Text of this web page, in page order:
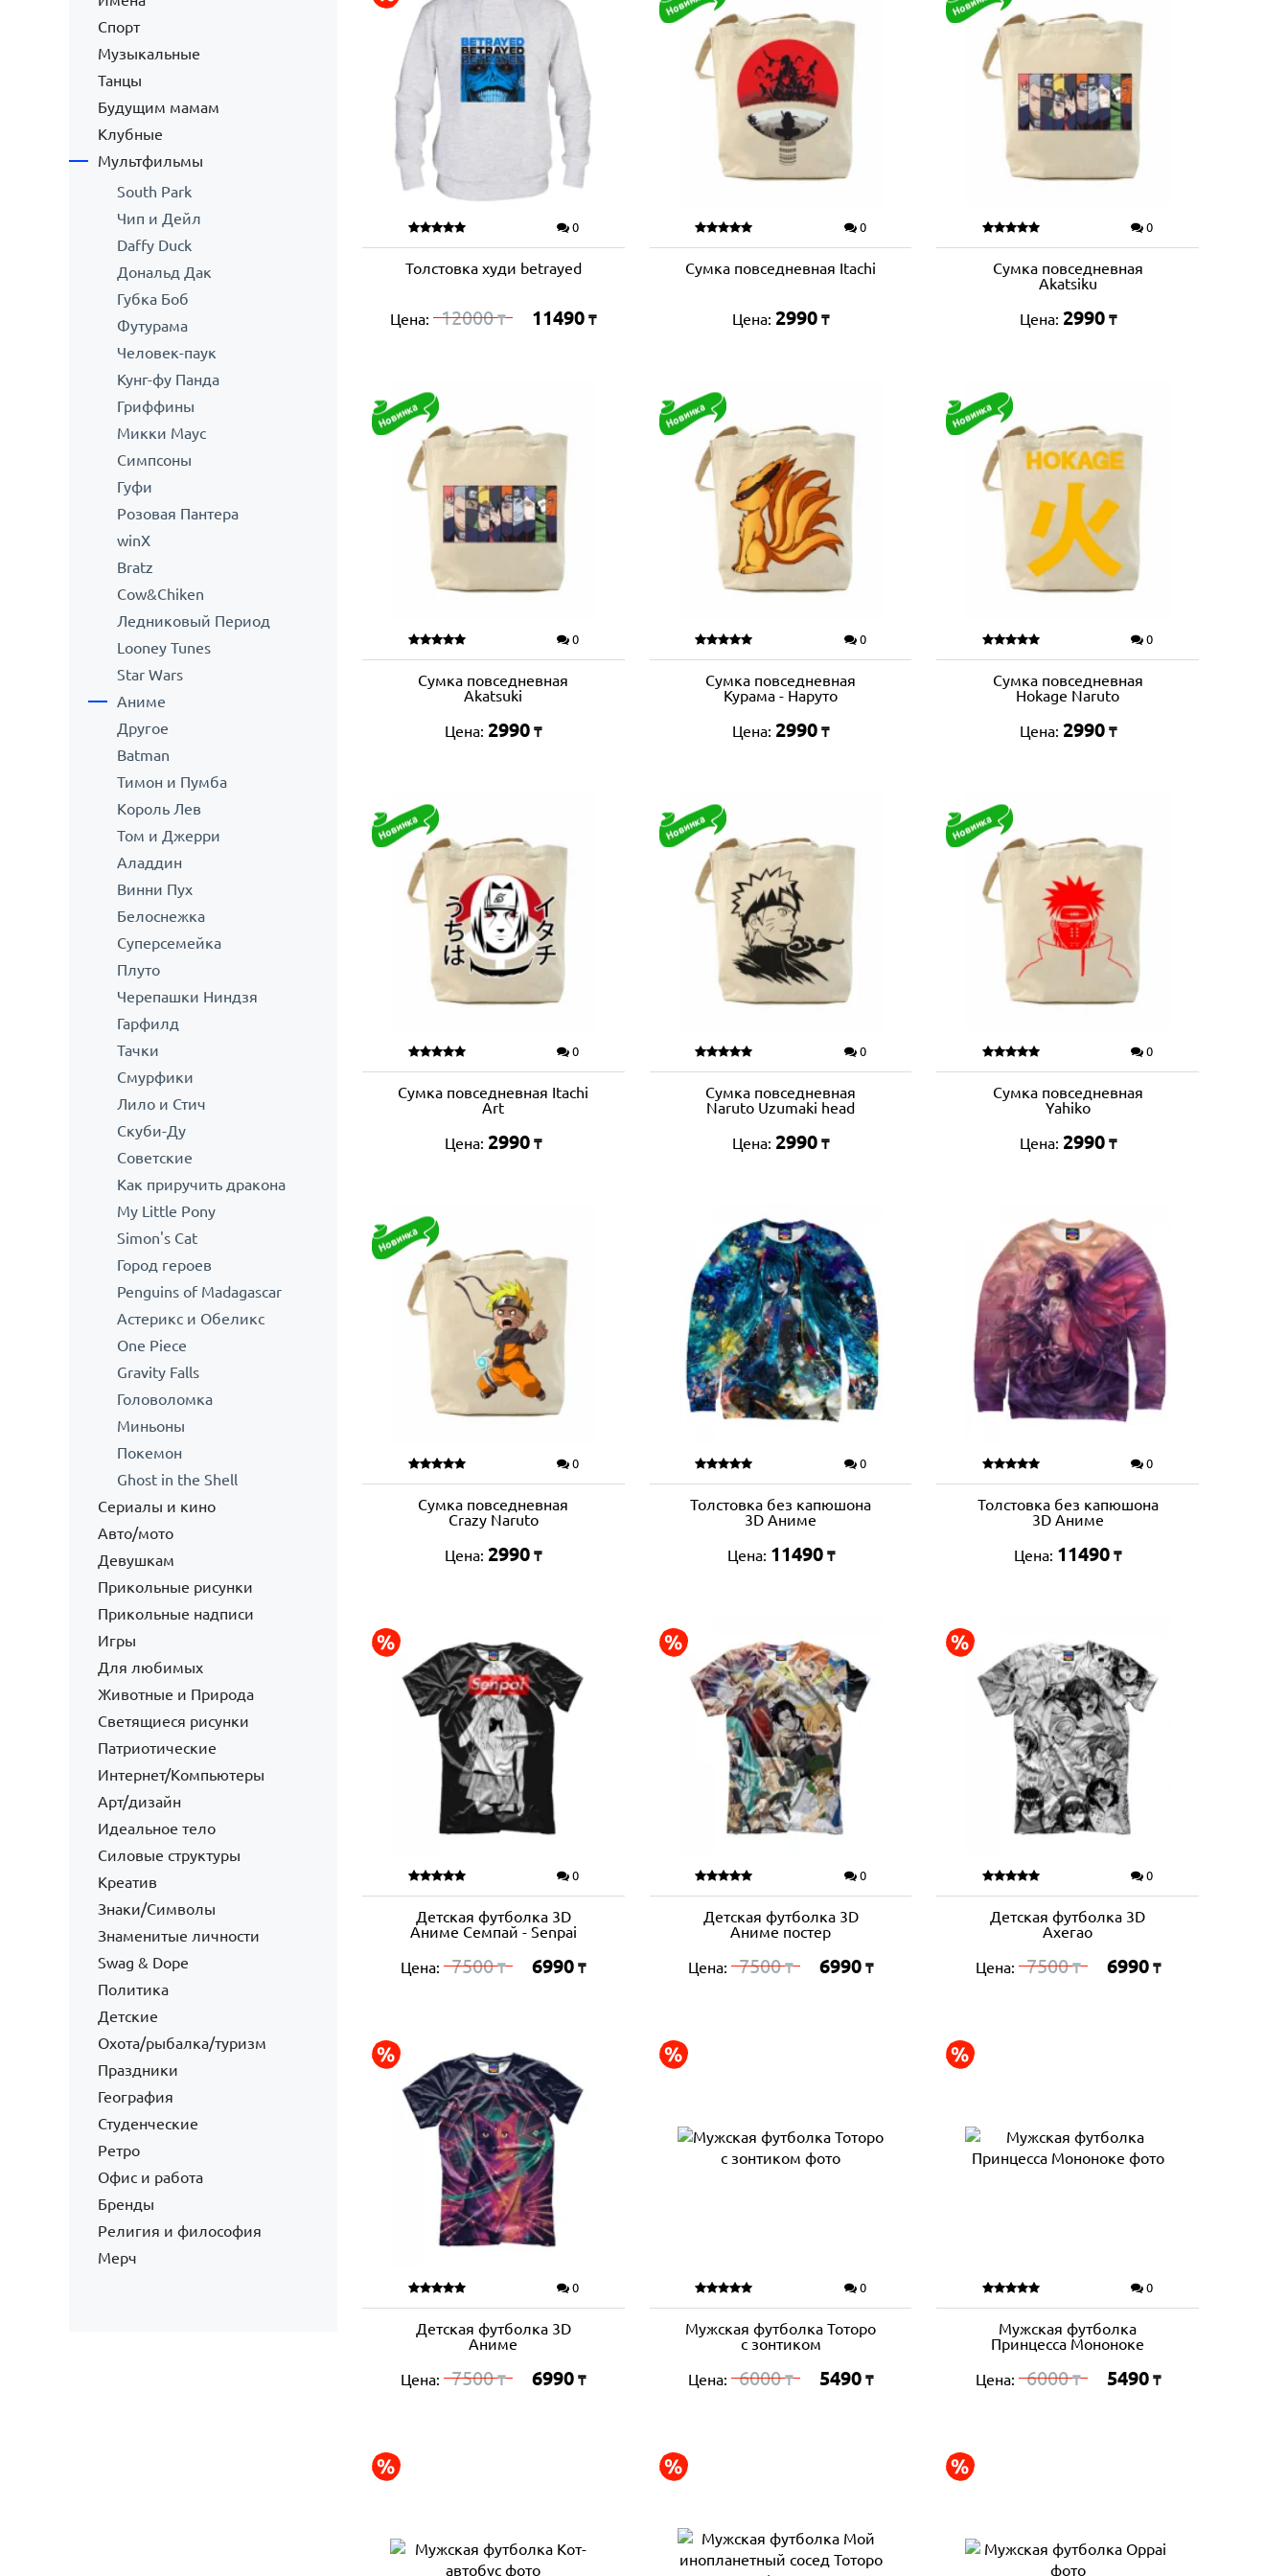
Спорт
Музыкальные
Танцы
Будущим мамам
Клубные
Мультфильмы
South Park
Чип и Дейл
Daffy Duck
Дональд Дак
Губка Боб
Футурама
Человек-паук
Кунг-фу Панда
Гриффины
Микки Маус
Симпсоны
Гуфи
Розовая Пантера
winX
Bratz
Cow&Chiken
Ледниковый Период
Looney Tunes
Star Wars
Аниме
Другое
Batman
Тимон и Пумба
Король Лев
Том и Джерри
Аладдин
Винни Пух
Белоснежка
Суперсемейка
Плуто
Черепашки Ниндзя
Гарфилд
Тачки
Смурфики
Лило и Стич
Скуби-Ду
Советские
Как приручить дракона
My Little Pony
Simon's Cat
Город героев
Penguins of Madagascar
Астерикс и Обеликс
One Piece
Gravity Falls
Головоломка
Миньоны
Покемон
Ghost in the Shell
Сериалы и кино
Авто/мото
Девушкам
Прикольные рисунки
Прикольные надписи
Игры
Для любимых
Животные и Природа
Светящиеся рисунки
Патриотические
Интернет/Компьютеры
Арт/дизайн
Идеальное тело
Силовые структуры
Креатив
Знаки/Символы
Знаменитые личности
Swag & Dope
Политика
Детские
Охота/рыбалка/туризм
Праздники
География
Студенческие
Ретро
Офис и работа
Бренды
Религия и философия
Мерч
0
Толстовка худи betrayed
Цена: 12000₸ 11490 ₸
0
Сумка повседневная Itachi
Цена: 2990 ₸
0
Сумка повседневная
Akatsiku
Цена: 2990 ₸
0
Сумка повседневная
Akatsuki
Цена: 2990 ₸
0
Сумка повседневная
Курама - Наруто
Цена: 2990 ₸
0
Сумка повседневная
Hokage Naruto
Цена: 2990 ₸
0
Сумка повседневная Itachi
Art
Цена: 2990 ₸
0
Сумка повседневная
Naruto Uzumaki head
Цена: 2990 ₸
0
Сумка повседневная
Yahiko
Цена: 2990 ₸
0
Сумка повседневная
Crazy Naruto
Цена: 2990 ₸
0
Толстовка без капюшона
3D Аниме
Цена: 11490 ₸
0
Толстовка без капюшона
3D Аниме
Цена: 11490 ₸
0
Детская футболка 3D
Аниме Семпай - Senpai
Цена: 7500₸ 6990 ₸
0
Детская футболка 3D
Аниме постер
Цена: 7500₸ 6990 ₸
0
Детская футболка 3D
Ахегао
Цена: 7500₸ 6990 ₸
0
Детская футболка 3D
Аниме
Цена: 7500₸ 6990 ₸
0
Мужская футболка Тоторо
с зонтиком
Цена: 6000₸ 5490 ₸
0
Мужская футболка
Принцесса Мононоке
Цена: 6000₸ 5490 ₸